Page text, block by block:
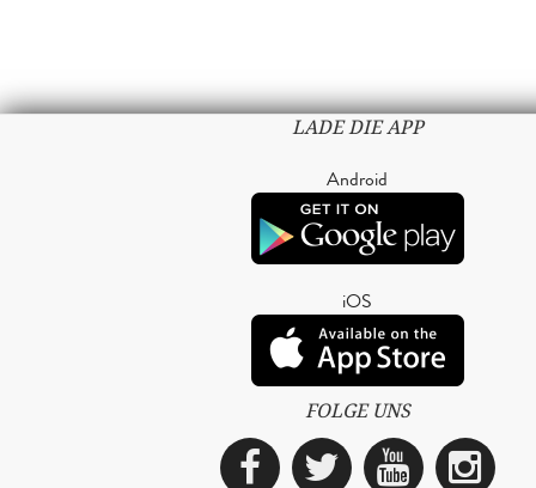
LADE DIE APP
Android
iOS
FOLGE UNS
Facebook
Twitter